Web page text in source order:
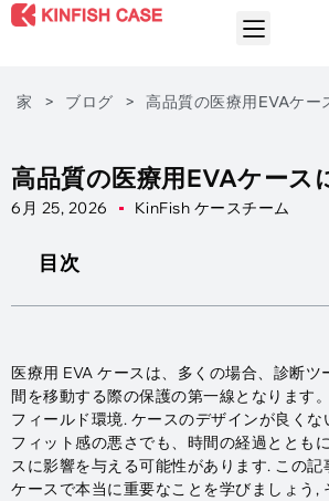
家 > ブログ > 高品質の医療用EVAケー
高品質の医療用EVAケース
6月 25, 2026 KinFish ケースチーム
目次
医療用 EVA ケースは、多くの場合、診断ツ
間を移動する際の保護の第一線となります
フィールド環境. ケースのデザインが良く
フィット感の悪さでも、時間の経過ととも
スに影響を与える可能性があります. この記
ケースで本当に重要なことを学びましょう,